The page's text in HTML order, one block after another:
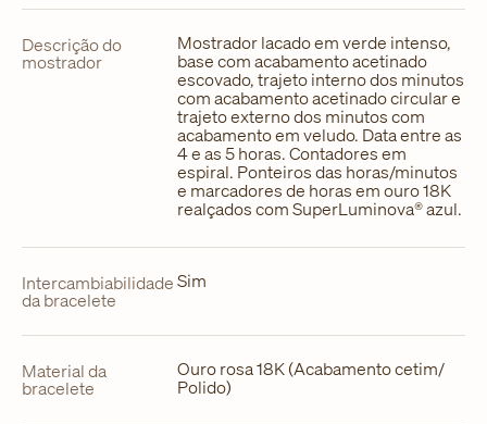
Descrição do
mostrador
Mostrador lacado em verde intenso,
base com acabamento acetinado
escovado, trajeto interno dos minutos
com acabamento acetinado circular e
trajeto externo dos minutos com
acabamento em veludo. Data entre as
4 e as 5 horas. Contadores em
espiral. Ponteiros das horas/minutos
e marcadores de horas em ouro 18K
realçados com SuperLuminova® azul.
Intercambiabilidade
da bracelete
Sim
Material da
bracelete
Ouro rosa 18K (Acabamento cetim/
Polido)